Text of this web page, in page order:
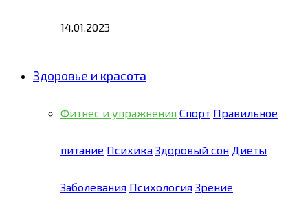
14.01.2023
Здоровье и красота
Фитнес и упражнения Спорт Правильное
питание Психика Здоровый сон Диеты
Заболевания Психология Зрение